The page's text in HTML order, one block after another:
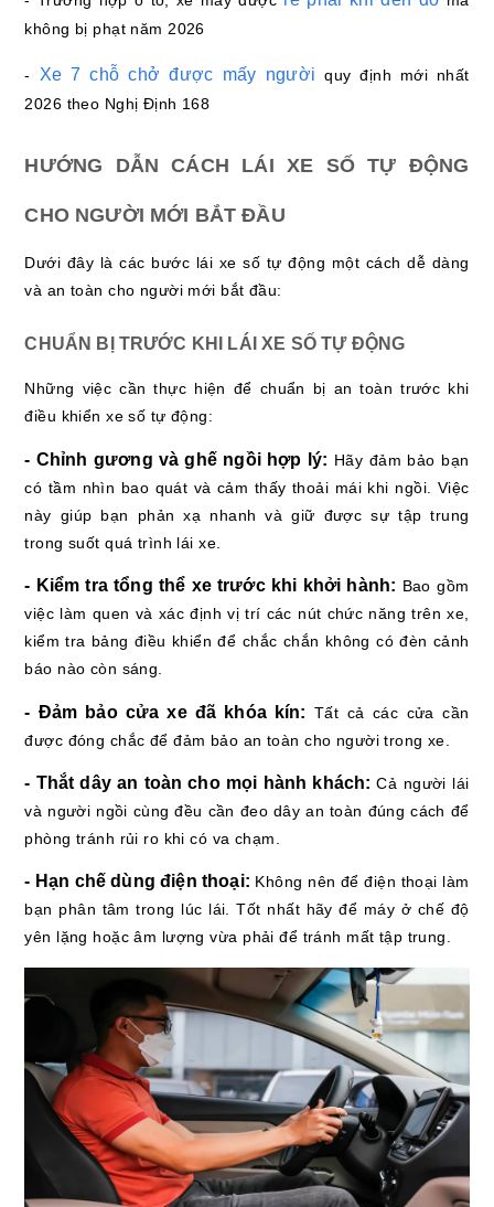
không bị phạt năm 2026
- Xe 7 chỗ chở được mấy người quy định mới nhất
2026 theo Nghị Định 168
HƯỚNG DẪN CÁCH LÁI XE SỐ TỰ ĐỘNG
CHO NGƯỜI MỚI BẮT ĐẦU
Dưới đây là các bước lái xe số tự động một cách dễ dàng
và an toàn cho người mới bắt đầu:
CHUẨN BỊ TRƯỚC KHI LÁI XE SỐ TỰ ĐỘNG
Những việc cần thực hiện để chuẩn bị an toàn trước khi
điều khiển xe số tự động:
- Chỉnh gương và ghế ngồi hợp lý: Hãy đảm bảo bạn
có tầm nhìn bao quát và cảm thấy thoải mái khi ngồi. Việc
này giúp bạn phản xạ nhanh và giữ được sự tập trung
trong suốt quá trình lái xe.
- Kiểm tra tổng thể xe trước khi khởi hành: Bao gồm
việc làm quen và xác định vị trí các nút chức năng trên xe,
kiểm tra bảng điều khiển để chắc chắn không có đèn cảnh
báo nào còn sáng.
- Đảm bảo cửa xe đã khóa kín: Tất cả các cửa cần
được đóng chắc để đảm bảo an toàn cho người trong xe.
- Thắt dây an toàn cho mọi hành khách:Cả người lái
và người ngồi cùng đều cần đeo dây an toàn đúng cách để
phòng tránh rủi ro khi có va chạm.
- Hạn chế dùng điện thoại: Không nên để điện thoại làm
bạn phân tâm trong lúc lái. Tốt nhất hãy để máy ở chế độ
yên lặng hoặc âm lượng vừa phải để tránh mất tập trung.